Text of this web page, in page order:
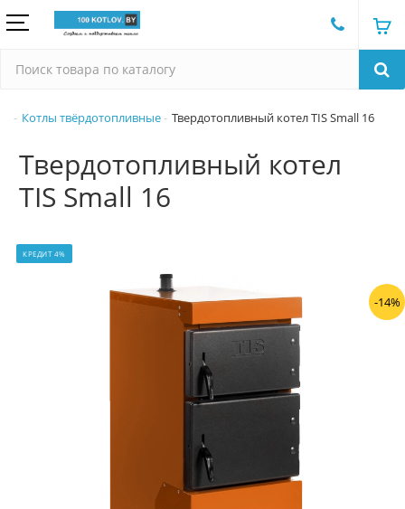
Котлы твёрдотопливные Твердотопливный котел TIS Small 16
Твердотопливный котел
TIS Small 16
-14%
КРЕДИТ 4%